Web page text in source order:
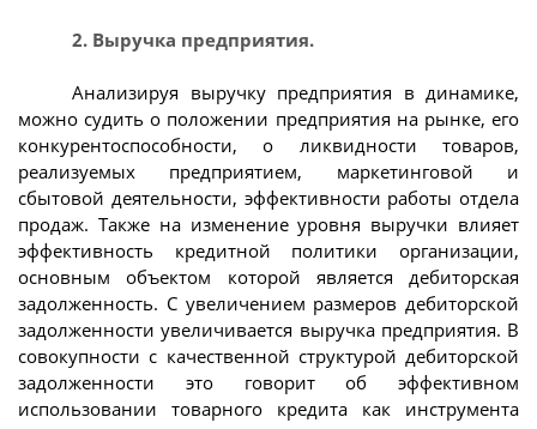
2. Выручка предприятия.
Анализируя выручку предприятия в динамике,
можно судить о положении предприятия на рынке, его
конкурентоспособности, о ликвидности товаров,
реализуемых предприятием, маркетинговой и
сбытовой деятельности, эффективности работы отдела
продаж. Также на изменение уровня выручки влияет
эффективность кредитной политики организации,
основным объектом которой является дебиторская
задолженность. С увеличением размеров дебиторской
задолженности увеличивается выручка предприятия. В
совокупности с качественной структурой дебиторской
задолженности это говорит об эффективном
использовании товарного кредита как инструмента